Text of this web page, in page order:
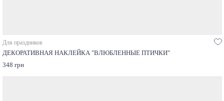
Для праздников
ДЕКОРАТИВНАЯ НАКЛЕЙКА "ВЛЮБЛЕННЫЕ ПТИЧКИ"
348 грн